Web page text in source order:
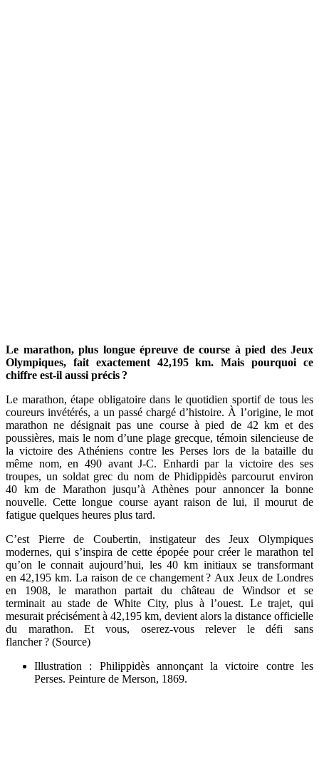
Le marathon, plus longue épreuve de course à pied des Jeux
Olympiques, fait exactement 42,195 km. Mais pourquoi ce
chiffre est-il aussi précis ?
Le marathon, étape obligatoire dans le quotidien sportif de tous les
coureurs invétérés, a un passé chargé d’histoire. À l’origine, le mot
marathon ne désignait pas une course à pied de 42 km et des
poussières, mais le nom d’une plage grecque, témoin silencieuse de
la victoire des Athéniens contre les Perses lors de la bataille du
même nom, en 490 avant J-C. Enhardi par la victoire des ses
troupes, un soldat grec du nom de Phidippidès parcourut environ
40 km de Marathon jusqu’à Athènes pour annoncer la bonne
nouvelle. Cette longue course ayant raison de lui, il mourut de
fatigue quelques heures plus tard.
C’est Pierre de Coubertin, instigateur des Jeux Olympiques
modernes, qui s’inspira de cette épopée pour créer le marathon tel
qu’on le connait aujourd’hui, les 40 km initiaux se transformant
en 42,195 km. La raison de ce changement ? Aux Jeux de Londres
en 1908, le marathon partait du château de Windsor et se
terminait au stade de White City, plus à l’ouest. Le trajet, qui
mesurait précisément à 42,195 km, devient alors la distance officielle
du marathon. Et vous, oserez-vous relever le défi sans
flancher ? (Source)
Illustration : Philippidès annonçant la victoire contre les
Perses. Peinture de Merson, 1869.